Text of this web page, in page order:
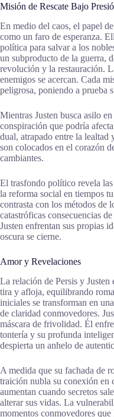
Misión de Rescate Bajo
En medio del caos, el papel
como un faro de esperanza.
política para salvar a los
un subproducto de la guerra,
revolución y la restauración.
enemigos se acercan. Cada
peligrosa, poniendo a prueba
Mientras Justen busca asilo
conspiración que podría
dual, atrapado entre la lealtad
son colocados en el corazón
cambiantes.
El trasfondo político revela
la reforma social en tiempos
contrasta con los métodos de
catastróficas consecuencias
Justen enfrentan sus propias
oscura se cierne.
Amor y Revelaciones
La relación de Persis y
tira y afloja, equilibrando
iniciales se transforman en
de claridad conmovedores.
máscara de frivolidad. Él
tontería y su profunda
despierta un anhelo de
A medida que su fachada de
traición nubla su conexión en
aumentan cuando secretos
alterar sus vidas. La
momentos conmovedores